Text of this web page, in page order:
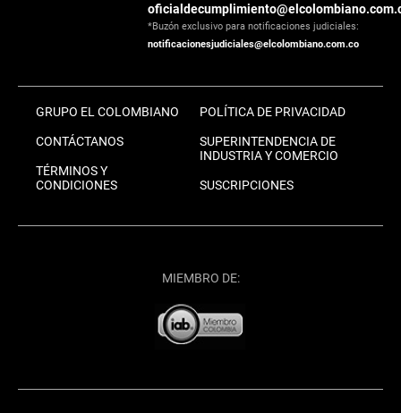
*Buzón exclusivo para notificaciones judiciales:
notificacionesjudiciales@elcolombiano.com.co
GRUPO EL COLOMBIANO
CONTÁCTANOS
TÉRMINOS Y
CONDICIONES
POLÍTICA DE PRIVACIDAD
SUPERINTENDENCIA DE
INDUSTRIA Y COMERCIO
SUSCRIPCIONES
MIEMBRO DE: